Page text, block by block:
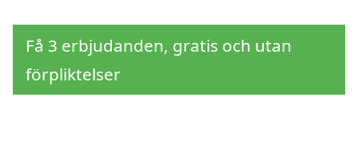
Få 3 erbjudanden, gratis och utan
förpliktelser